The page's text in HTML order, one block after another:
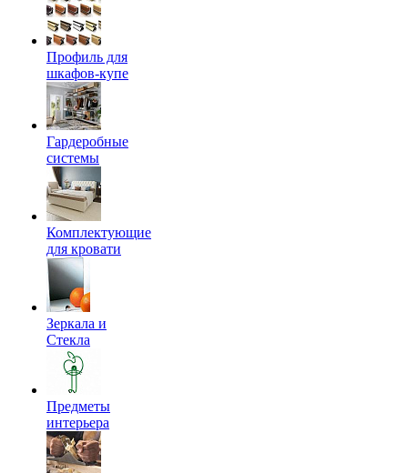
Профиль для
шкафов-купе
Гардеробные
системы
Комплектующие
для кровати
Зеркала и
Стекла
Предметы
интерьера